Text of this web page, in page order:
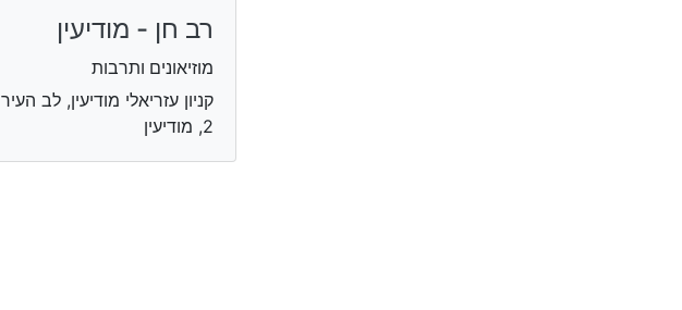
רב חן - מודיעין
מוזיאונים ותרבות
קניון עזריאלי מודיעין, לב העיר
2, מודיעין